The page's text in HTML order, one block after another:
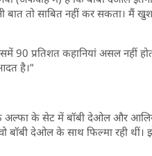
तो साबित नहीं कर सकता। मैं
प्रतिशत कहानियां असल नहीं
है।”
अल्फा के सेट में बॉबी देओल और
बॉबी देओल के साथ फिल्मा रही